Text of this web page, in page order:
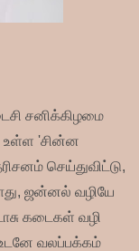
சனிக்கிழமை
உள்ள 'சின்ன
செய்துவிட்டு,
ஜன்னல் வழியே
கடைகள் வழி
உடனே வலப்பக்கம்